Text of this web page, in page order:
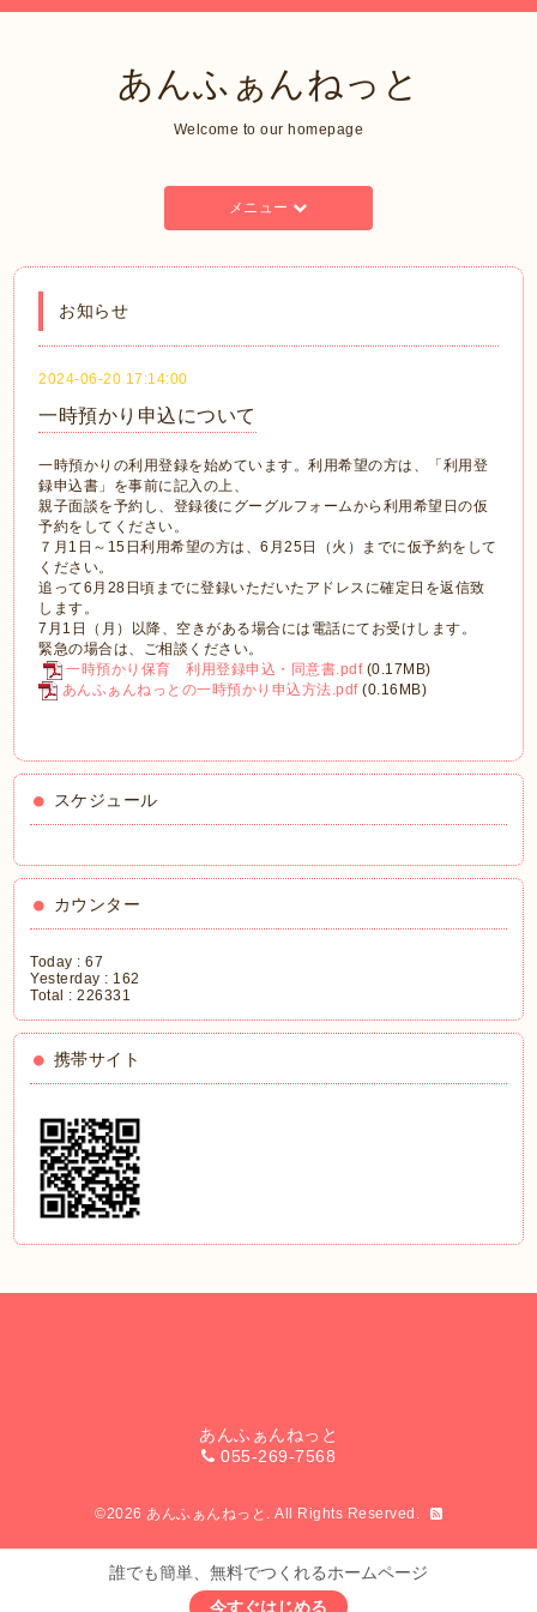
あんふぁんねっと
Welcome to our homepage
メニュー
お知らせ
2024-06-20 17:14:00
一時預かり申込について
一時預かりの利用登録を始めています。利用希望の方は、「利用登
録申込書」を事前に記入の上、
親子面談を予約し、登録後にグーグルフォームから利用希望日の仮
予約をしてください。
７月1日～15日利用希望の方は、6月25日（火）までに仮予約をして
ください。
追って6月28日頃までに登録いただいたアドレスに確定日を返信致
します。
7月1日（月）以降、空きがある場合には電話にてお受けします。
緊急の場合は、ご相談ください。
一時預かり保育 利用登録申込・同意書.pdf (0.17MB)
あんふぁんねっとの一時預かり申込方法.pdf (0.16MB)
スケジュール
カウンター
Today :67
Yesterday : 162
Total :226331
携帯サイト
あんふぁんねっと
055-269-7568
©2026 あんふぁんねっと . All Rights Reserved.
誰でも簡単、無料でつくれるホームページ
今すぐはじめる